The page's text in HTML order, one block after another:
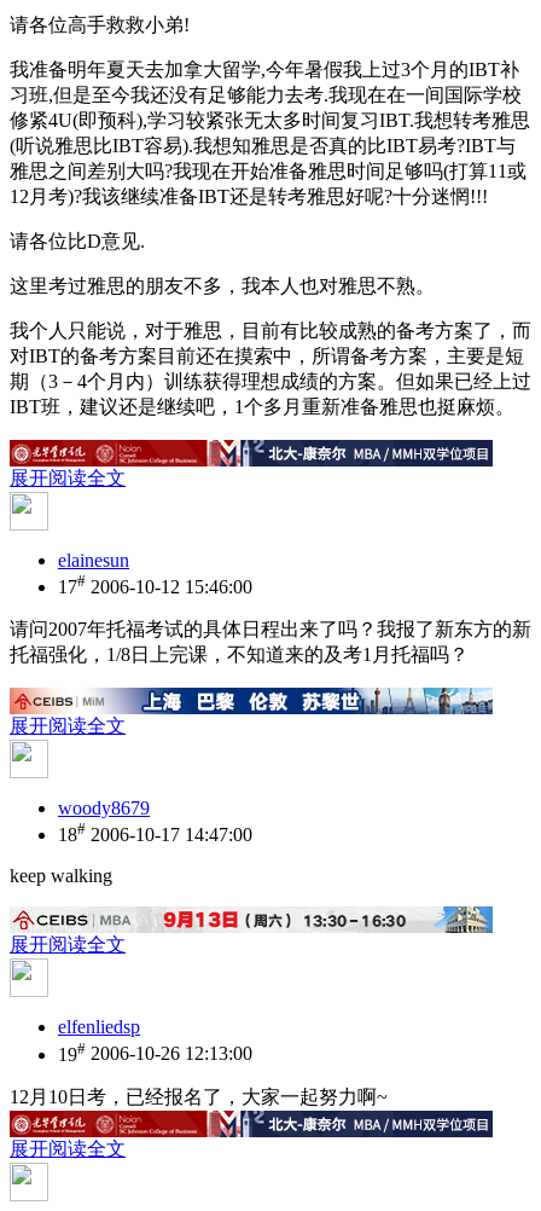
请各位高手救救小弟!
我准备明年夏天去加拿大留学,今年暑假我上过3个月的IBT补
习班,但是至今我还没有足够能力去考.我现在在一间国际学校
修紧4U(即预科),学习较紧张无太多时间复习IBT.我想转考雅思
(听说雅思比IBT容易).我想知雅思是否真的比IBT易考?IBT与
雅思之间差别大吗?我现在开始准备雅思时间足够吗(打算11或
12月考)?我该继续准备IBT还是转考雅思好呢?十分迷惘!!!
请各位比D意见.
这里考过雅思的朋友不多，我本人也对雅思不熟。
我个人只能说，对于雅思，目前有比较成熟的备考方案了，而
对IBT的备考方案目前还在摸索中，所谓备考方案，主要是短
期（3－4个月内）训练获得理想成绩的方案。但如果已经上过
IBT班，建议还是继续吧，1个多月重新准备雅思也挺麻烦。
展开阅读全文
elainesun
17# 2006-10-12 15:46:00
请问2007年托福考试的具体日程出来了吗？我报了新东方的新
托福强化，1/8日上完课，不知道来的及考1月托福吗？
展开阅读全文
woody8679
18# 2006-10-17 14:47:00
keep walking
展开阅读全文
elfenliedsp
19# 2006-10-26 12:13:00
12月10日考，已经报名了，大家一起努力啊~
展开阅读全文